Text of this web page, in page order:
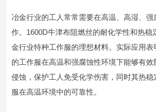
冶金行业的工人常常需要在高温、高湿、强
作。1600D牛津布阻燃丝的耐化学性和热稳
金行业特种工作服的理想材料。实际应用
的工作服在高温和强腐蚀性环境下能够有效
侵蚀，保护工人免受化学伤害，同时其热
服在高温环境中的可靠性。